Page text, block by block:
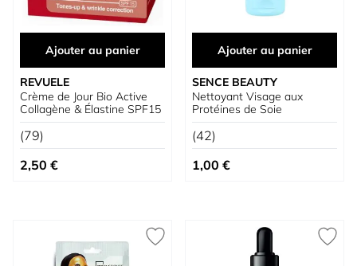
Ajouter au panier
REVUELE
Crème de Jour Bio Active
Collagène & Élastine SPF15
(79)
2,50 €
Ajouter au panier
SENCE BEAUTY
Nettoyant Visage aux
Protéines de Soie
(42)
1,00 €